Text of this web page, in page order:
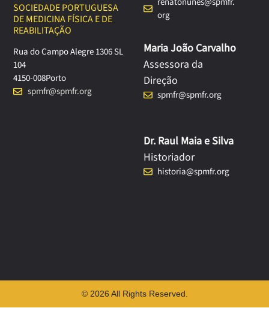
SOCIEDADE PORTUGUESA
DE MEDICINA FÍSICA E DE
REABILITAÇÃO
Rua do Campo Alegre 1306 SL
104
4150-008Porto
spmfr@spmfr.org
org
Maria João Carvalho
Assessora da
Direção
spmfr@spmfr.org
Dr. Raul Maia e Silva
Historiador
historia@spmfr.org
© 2026 All Rights Reserved.